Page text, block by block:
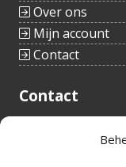
Over ons
Mijn account
Contact
Contact
8760